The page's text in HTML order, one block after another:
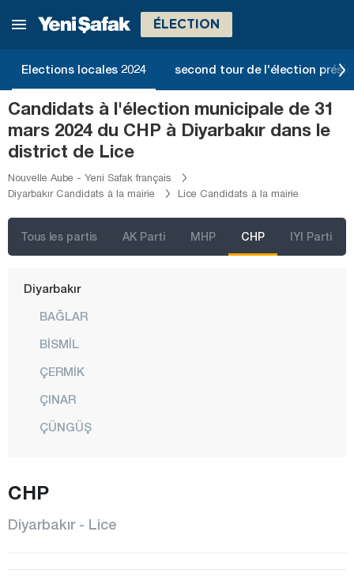
ÉLECTION
Elections locales 2024 second tour de l'élection
Candidats à l'élection municipale de 31
mars 2024 du CHP à Diyarbakır dans le
district de Lice
Nouvelle Aube - Yeni Safak français
Diyarbakır Candidats à la mairie
Lice Candidats à la mairie
Tous les partis AK Parti MHP CHP IYI Parti
Bingöl
Bolu
Burdur
Bursa
Çanakkale
Çankırı
Denizli
Diyarbakır
BAĞLAR
BİSMİL
ÇERMİK
ÇINAR
ÇÜNGÜŞ
CHP
Diyarbakır - Lice